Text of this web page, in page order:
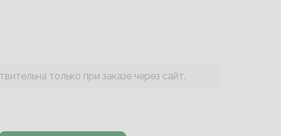
только при заказе через сайт.